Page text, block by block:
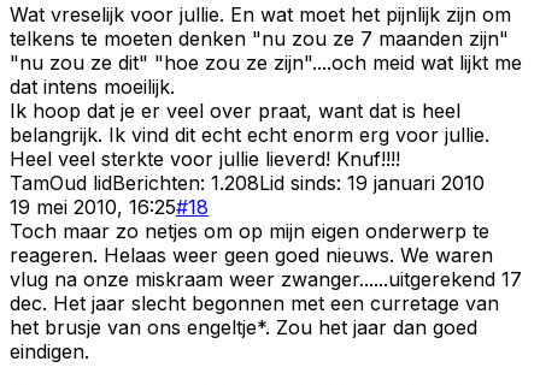
Wat vreselijk voor jullie. En wat moet het pijnlijk zijn om
telkens te moeten denken "nu zou ze 7 maanden zijn"
"nu zou ze dit" "hoe zou ze zijn"....och meid wat lijkt me
dat intens moeilijk.
Ik hoop dat je er veel over praat, want dat is heel
belangrijk. Ik vind dit echt echt enorm erg voor jullie.
Heel veel sterkte voor jullie lieverd! Knuf!!!!
TamOud lidBerichten: 1.208Lid sinds: 19 januari 2010
19 mei 2010, 16:25#18
Toch maar zo netjes om op mijn eigen onderwerp te
reageren. Helaas weer geen goed nieuws. We waren
vlug na onze miskraam weer zwanger......uitgerekend 17
dec. Het jaar slecht begonnen met een curretage van
het brusje van ons engeltje*. Zou het jaar dan goed
eindigen.